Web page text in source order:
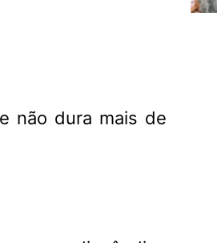
não dura mais de